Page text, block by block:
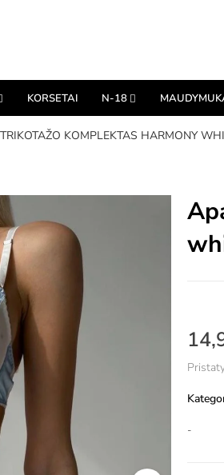
KORSETAI N-18
KOMPLEKTAS HARMONY
-